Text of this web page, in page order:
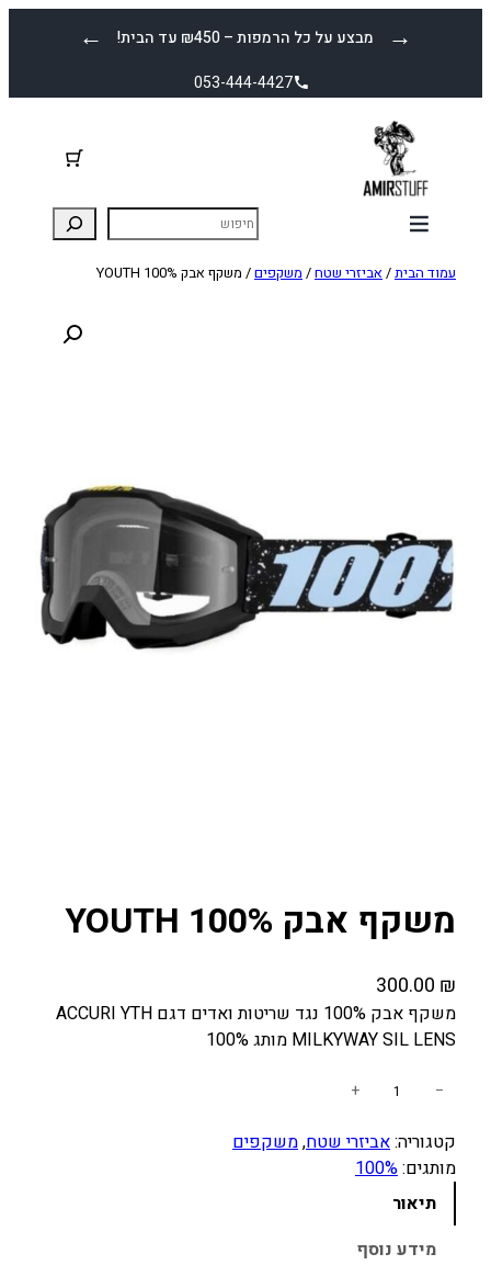
← מבצע על כל הרמפות – ₪450 עד הבית! →
053-444-4427
עמוד הבית/אביזרי שטח/ משקפים/ משקף אבק YOUTH 100%
משקף אבק YOUTH 100%
300.00 ₪
משקף אבק 100% נגד שריטות ואדים דגם ACCURI YTH
MILKYWAY SIL LENS מותג 100%
ו
ת
ל
−
+
קטגוריה:אביזרי שטח, משקפים
מותגים:100%
תיאור
מידע נוסף